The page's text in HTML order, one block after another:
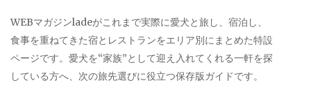
WEBマガジンladeがこれまで実際に愛犬と旅し、宿泊し、
食事を重ねてきた宿とレストランをエリア別にまとめた特設
ページです。愛犬を“家族”として迎え入れてくれる一軒を探
している方へ、次の旅先選びに役立つ保存版ガイドです。